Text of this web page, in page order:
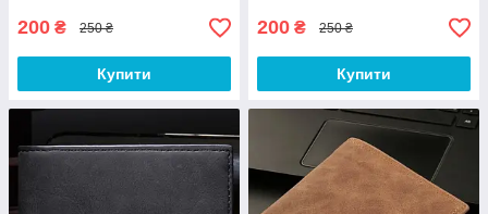
200 ₴ 250 ₴
Купити
200 ₴ 250 ₴
Купити